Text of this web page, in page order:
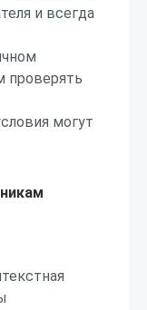
и всегда
проверять
могут